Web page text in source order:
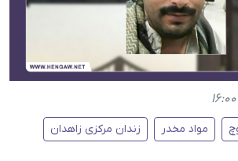
مواد مخدر زندان مرکزی زاهدان